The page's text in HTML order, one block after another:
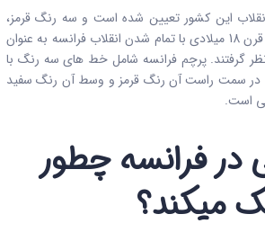
این کشور تعیین شده است و سه رنگ قرمز،
سفید و آبی دارد. در اواخر قرن 18 میلادی با تمام شدن انقلاب فرانسه به عنوان
گرفتند. پرچم فرانسه شامل خط‌ های سه رنگ با
سمت راست آن رنگ قرمز و وسط آن رنگ سفید
است.
در فرانسه چطور
میکند؟